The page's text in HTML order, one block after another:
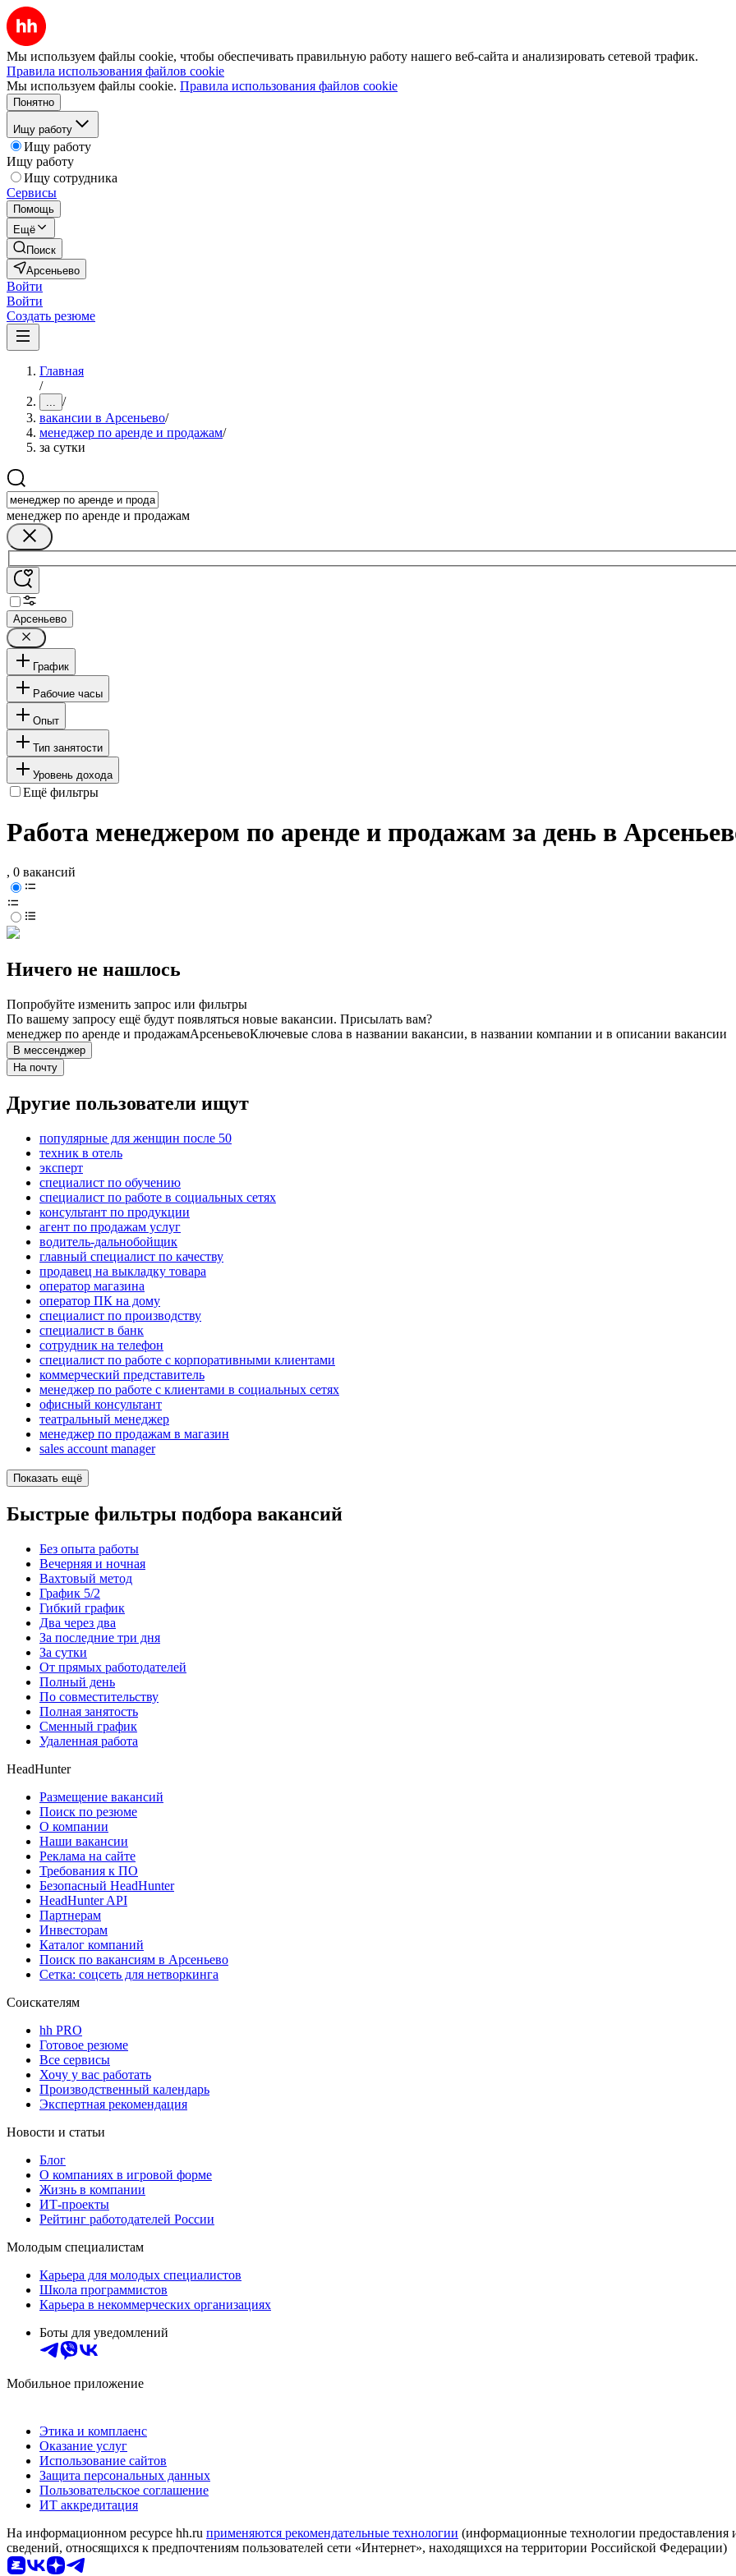
Мы используем файлы cookie, чтобы обеспечивать правильную работу нашего веб-сайта и анализировать сетевой трафик.
Правила использования файлов cookie
Мы используем файлы cookie. Правила использования файлов cookie
Понятно
Ищу работу
Ищу работу
Ищу работу
Ищу сотрудника
Сервисы
Помощь
Ещё
Поиск
Арсеньево
Войти
Войти
Создать резюме
Главная
/
... /
вакансии в Арсеньево/
менеджер по аренде и продажам/
за сутки
менеджер по аренде и продажам
Арсеньево
График
Рабочие часы
Опыт
Тип занятости
Уровень дохода
Ещё фильтры
Работа менеджером по аренде и продажам за день в
, 0 вакансий
Ничего не нашлось
Попробуйте изменить запрос или фильтры
По вашему запросу ещё будут появляться новые вакансии. Присылать вам?
менеджер по аренде и продажамАрсеньевоКлючевые слова в названии вакансии, в названии компании и в описании вакансии
В мессенджер
На почту
Другие пользователи ищут
популярные для женщин после 50
техник в отель
эксперт
специалист по обучению
специалист по работе в социальных сетях
консультант по продукции
агент по продажам услуг
водитель-дальнобойщик
главный специалист по качеству
продавец на выкладку товара
оператор магазина
оператор ПК на дому
специалист по производству
специалист в банк
сотрудник на телефон
специалист по работе с корпоративными клиентами
коммерческий представитель
менеджер по работе с клиентами в социальных сетях
офисный консультант
театральный менеджер
менеджер по продажам в магазин
sales account manager
Показать ещё
Быстрые фильтры подбора вакансий
Без опыта работы
Вечерняя и ночная
Вахтовый метод
График 5/2
Гибкий график
Два через два
За последние три дня
За сутки
От прямых работодателей
Полный день
По совместительству
Полная занятость
Сменный график
Удаленная работа
HeadHunter
Размещение вакансий
Поиск по резюме
О компании
Наши вакансии
Реклама на сайте
Требования к ПО
Безопасный HeadHunter
HeadHunter API
Партнерам
Инвесторам
Каталог компаний
Поиск по вакансиям в Арсеньево
Сетка: соцсеть для нетворкинга
Соискателям
hh PRO
Готовое резюме
Все сервисы
Хочу у вас работать
Производственный календарь
Экспертная рекомендация
Новости и статьи
Блог
О компаниях в игровой форме
Жизнь в компании
ИТ-проекты
Рейтинг работодателей России
Молодым специалистам
Карьера для молодых специалистов
Школа программистов
Карьера в некоммерческих организациях
Боты для уведомлений
Мобильное приложение
Этика и комплаенс
Оказание услуг
Использование сайтов
Защита персональных данных
Пользовательское соглашение
ИТ аккредитация
На информационном ресурсе hh.ru применяются рекомендательные технологии (информационные технологии предоставления
сведений, относящихся к предпочтениям пользователей сети «Интернет», находящихся на территории Российской Федерации)